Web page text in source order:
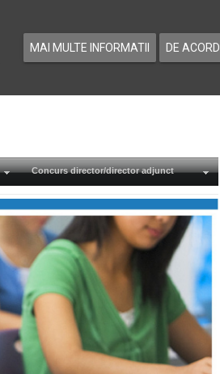
MAI MULTE INFORMATII DE ACORD
Concurs director/director adjunct